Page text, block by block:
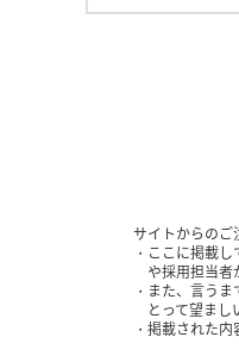
サイトからのご
ここに掲載
や採用担当
また、言う
とって望ま
掲載された内